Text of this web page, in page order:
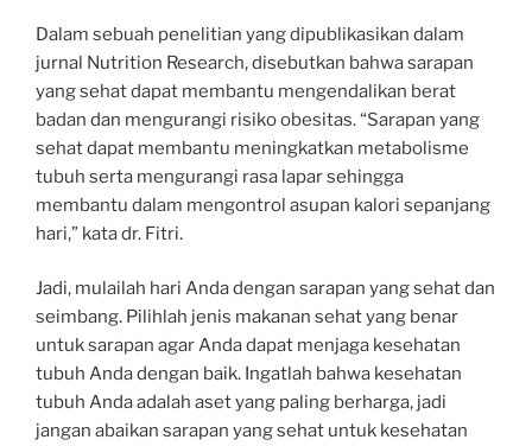
Dalam sebuah penelitian yang dipublikasikan dalam
jurnal Nutrition Research, disebutkan bahwa sarapan
yang sehat dapat membantu mengendalikan berat
badan dan mengurangi risiko obesitas. “Sarapan yang
sehat dapat membantu meningkatkan metabolisme
tubuh serta mengurangi rasa lapar sehingga
membantu dalam mengontrol asupan kalori sepanjang
hari,” kata dr. Fitri.
Jadi, mulailah hari Anda dengan sarapan yang sehat dan
seimbang. Pilihlah jenis makanan sehat yang benar
untuk sarapan agar Anda dapat menjaga kesehatan
tubuh Anda dengan baik. Ingatlah bahwa kesehatan
tubuh Anda adalah aset yang paling berharga, jadi
jangan abaikan sarapan yang sehat untuk kesehatan